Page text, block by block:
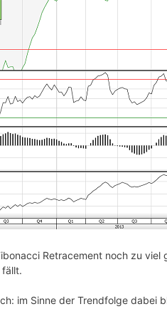
Retracement noch zu
im Sinne der Trendfolge dabei